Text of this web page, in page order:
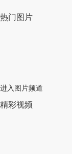
热门图片
进入图片频道
精彩视频